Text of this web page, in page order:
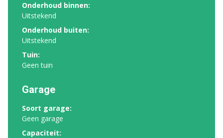
Onderhoud binnen:
Uitstekend
Onderhoud buiten:
Uitstekend
Tuin:
Geen tuin
Garage
Soort garage:
Geen garage
Capaciteit: